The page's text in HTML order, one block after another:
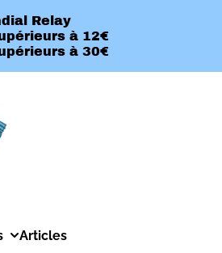
Relay
à 12€
à 30€
Articles